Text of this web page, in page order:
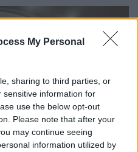
My Personal
sharing to third parties, or
sensitive information for
use the below opt-out
Please note that after your
may continue seeing
information utilized by